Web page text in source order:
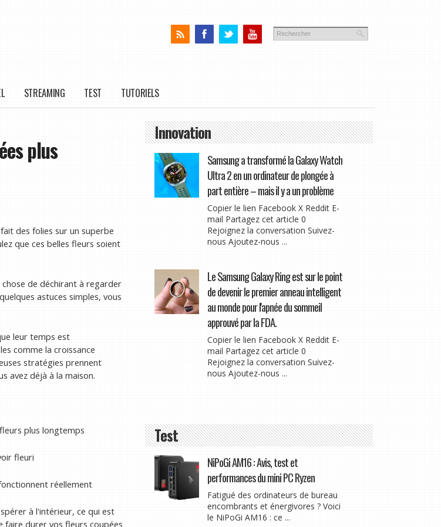
STREAMING TEST TUTORIELS
plus
des folies sur un superbe
que ces belles fleurs soient
de déchirant à regarder
astuces simples, vous
leur temps est
comme la croissance
stratégies prennent
avez déjà à la maison.
plus longtemps
fleuri
réellement
à l'intérieur, ce qui est
faire durer vos fleurs coupées
Innovation
Samsung a transformé la Galaxy Watch
Ultra 2 en un ordinateur de plongée à
part entière – mais il y a un problème
Copier le lien Facebook X Reddit E-
mail Partagez cet article 0
Rejoignez la conversation Suivez-
nous Ajoutez-nous ...
Le Samsung Galaxy Ring est sur le point
de devenir le premier anneau intelligent
au monde pour l'apnée du sommeil
approuvé par la FDA.
Copier le lien Facebook X Reddit E-
mail Partagez cet article 0
Rejoignez la conversation Suivez-
nous Ajoutez-nous ...
Test
NiPoGi AM16 : Avis, test et
performances du mini PC Ryzen
Fatigué des ordinateurs de bureau
encombrants et énergivores ? Voici
le NiPoGi AM16 : ce ...